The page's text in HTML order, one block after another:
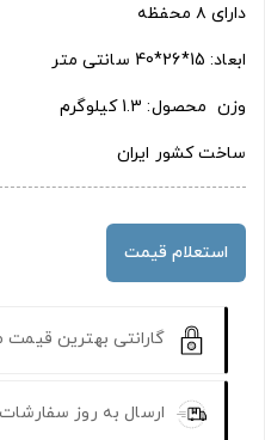
دارای ۸ محفظه
ابعاد: 15*26*40 سانتی متر
وزن محصول: 1.3 کیلوگرم
ساخت کشور ایران
استعلام قیمت
گارانتی بهترین
ارسال به روز